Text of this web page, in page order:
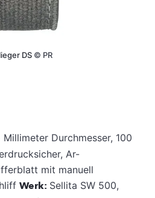
DS © PR
Durchmesser, 100
Ar-
mit manuell
Werk: Sellita SW 500,